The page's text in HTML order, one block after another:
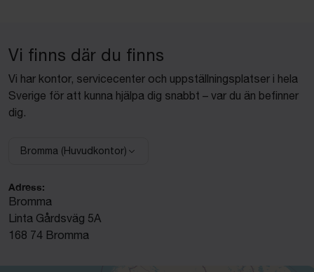
Vi finns där du finns
Vi har kontor, servicecenter och uppställningsplatser i hela
Sverige för att kunna hjälpa dig snabbt – var du än befinner
dig.
Välj anläggning:
Bromma (Huvudkontor)
Adress:
Bromma
Linta Gårdsväg 5A
168 74 Bromma